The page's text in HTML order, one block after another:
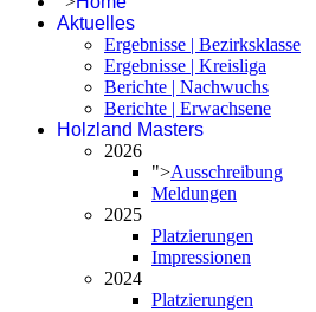
Aktuelles
Ergebnisse | Bezirksklasse
Ergebnisse | Kreisliga
Berichte | Nachwuchs
Berichte | Erwachsene
Holzland Masters
2026
">Ausschreibung
Meldungen
2025
Platzierungen
Impressionen
2024
Platzierungen